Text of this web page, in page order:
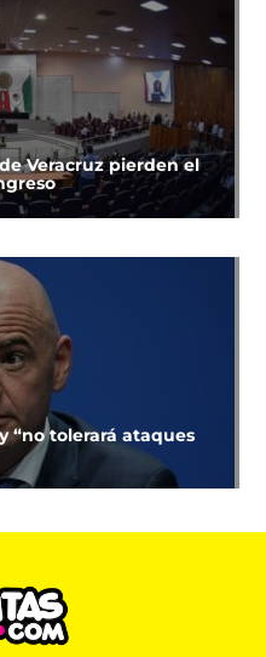
Veracruz pierden el
“no tolerará ataques